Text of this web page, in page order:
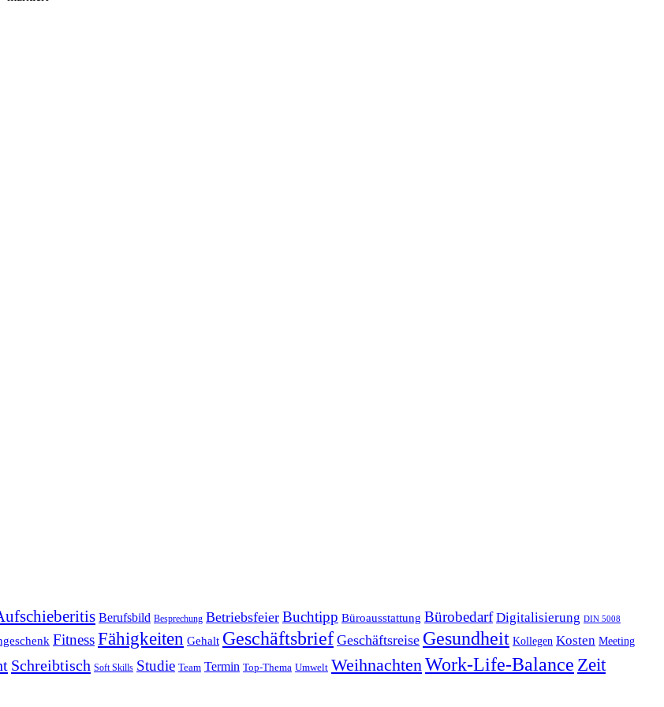
Berufsbild Besprechung Betriebsfeier Buchtipp Büroausstattung Bürobedarf Digitalisierung DIN 5008
FitnessFähigkeiten Gehalt Geschäftsbrief Geschäftsreise Gesundheit Kollegen Kosten Meeting
Schreibtisch Soft Skills Studie Team Termin Top-Thema Umwelt Weihnachten Work-Life-Balance Zeit